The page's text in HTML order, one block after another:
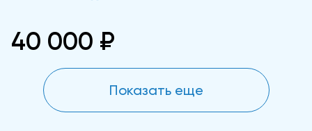
40 000 ₽
Показать еще